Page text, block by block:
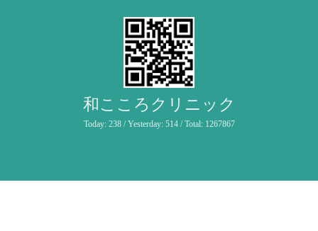
和こころクリニック
Today: 238/ Yesterday: 514/ Total: 1267867